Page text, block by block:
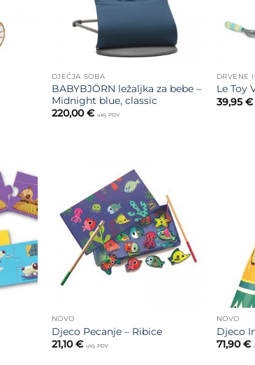
DJEČJA SOBA
BABYBJÖRN ležaljka za bebe –
Midnight blue, classic
220,00€ uklj. PDV
DRVENE
Le Toy
39,95 €
listu
želja
Dodajte
na listu
želja
NOVO
Djeco Pecanje – Ribice
21,10€ uklj. PDV
NOVO
Djeco
71,90€